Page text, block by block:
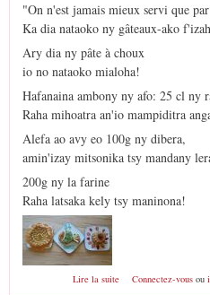
"On n'est jamais mieux servi que
Ka dia nataoko ny gâteaux-ako
Ary dia ny pâte à choux
io no nataoko mialoha!
Hafanaina ambony ny afo: 25 cl ny
Raha mihoatra an'io mampiditra
Alefa ao avy eo 100g ny dibera,
amin'izay mitsonika tsy mandany
200g ny la farine
Raha latsaka kely tsy maninona!
Lire la suite de Choux à la crème
Connectez-vousou